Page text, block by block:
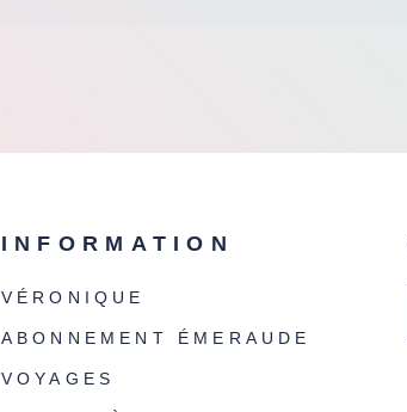
INFORMATION
VÉRONIQUE
ABONNEMENT ÉMERAUDE
VOYAGES